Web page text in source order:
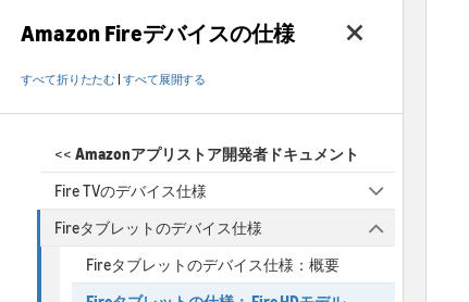
Amazon Fireデバイスの仕様
すべて折りたたむ すべて展開する
<< Amazonアプリストア開発者ドキュメント
Fire TVのデバイス仕様
Fireタブレットのデバイス仕様
Fireタブレットのデバイス仕様：概要